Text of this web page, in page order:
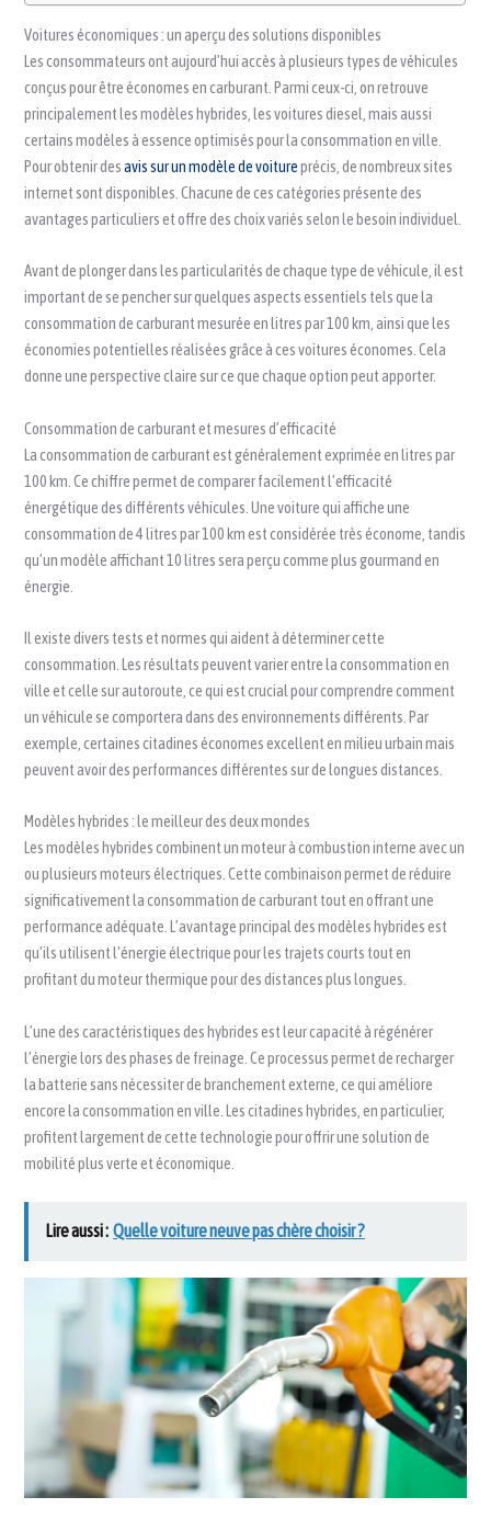
Voitures économiques : un aperçu des solutions disponibles
Les consommateurs ont aujourd’hui accès à plusieurs types de véhicules
conçus pour être économes en carburant. Parmi ceux-ci, on retrouve
principalement les modèles hybrides, les voitures diesel, mais aussi
certains modèles à essence optimisés pour la consommation en ville.
Pour obtenir desavis sur un modèle de voitureprécis, de nombreux sites
internet sont disponibles. Chacune de ces catégories présente des
avantages particuliers et offre des choix variés selon le besoin individuel.
Avant de plonger dans les particularités de chaque type de véhicule, il est
important de se pencher sur quelques aspects essentiels tels que la
consommation de carburant mesurée en litres par 100 km, ainsi que les
économies potentielles réalisées grâce à ces voitures économes. Cela
donne une perspective claire sur ce que chaque option peut apporter.
Consommation de carburant et mesures d’efficacité
La consommation de carburant est généralement exprimée en litres par
100 km. Ce chiffre permet de comparer facilement l’efficacité
énergétique des différents véhicules. Une voiture qui affiche une
consommation de 4 litres par 100 km est considérée très économe, tandis
qu’un modèle affichant 10 litres sera perçu comme plus gourmand en
énergie.
Il existe divers tests et normes qui aident à déterminer cette
consommation. Les résultats peuvent varier entre la consommation en
ville et celle sur autoroute, ce qui est crucial pour comprendre comment
un véhicule se comportera dans des environnements différents. Par
exemple, certaines citadines économes excellent en milieu urbain mais
peuvent avoir des performances différentes sur de longues distances.
Modèles hybrides : le meilleur des deux mondes
Les modèles hybrides combinent un moteur à combustion interne avec un
ou plusieurs moteurs électriques. Cette combinaison permet de réduire
significativement la consommation de carburant tout en offrant une
performance adéquate. L’avantage principal des modèles hybrides est
qu’ils utilisent l’énergie électrique pour les trajets courts tout en
profitant du moteur thermique pour des distances plus longues.
L’une des caractéristiques des hybrides est leur capacité à régénérer
l’énergie lors des phases de freinage. Ce processus permet de recharger
la batterie sans nécessiter de branchement externe, ce qui améliore
encore la consommation en ville. Les citadines hybrides, en particulier,
profitent largement de cette technologie pour offrir une solution de
mobilité plus verte et économique.
Lire aussi : Quelle voiture neuve pas chère choisir ?